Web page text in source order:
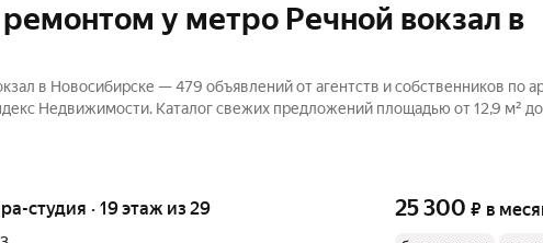
у метро Речной вокзал в
в Новосибирске — 479 объявлений от агентств и собственников по
Недвижимости. Каталог свежих предложений площадью от 12,9 м²
студия · 19 этаж из 29 25 300 ₽ в